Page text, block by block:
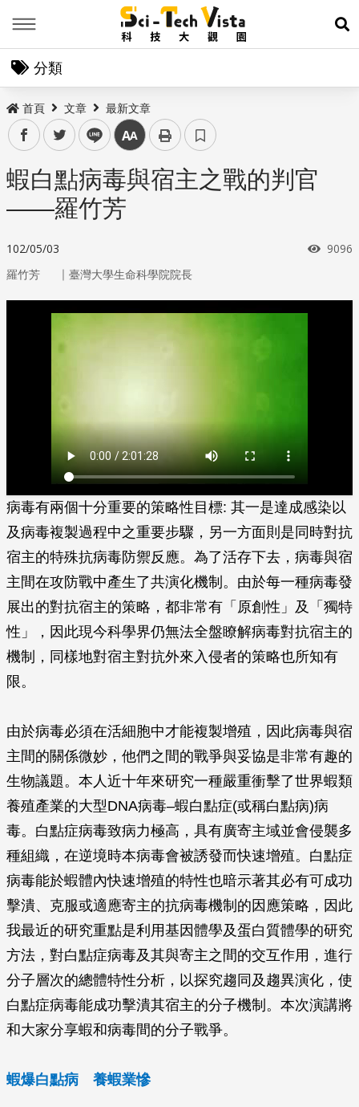
展
分類
首頁 文章 最新文章
facebooktwitter line 中
蝦白點病毒與宿主之戰的判官
——羅竹芳
102/05/03 瀏覽
9096
羅竹芳 ｜ 臺灣大學生命科學院院長
病毒有兩個十分重要的策略性目標: 其一是達成感染以
及病毒複製過程中之重要步驟，另一方面則是同時對抗
宿主的特殊抗病毒防禦反應。為了活存下去，病毒與宿
主間在攻防戰中產生了共演化機制。由於每一種病毒發
展出的對抗宿主的策略，都非常有「原創性」及「獨特
性」，因此現今科學界仍無法全盤瞭解病毒對抗宿主的
機制，同樣地對宿主對抗外來入侵者的策略也所知有
限。
由於病毒必須在活細胞中才能複製增殖，因此病毒與宿
主間的關係微妙，他們之間的戰爭與妥協是非常有趣的
生物議題。本人近十年來研究一種嚴重衝擊了世界蝦類
養殖產業的大型DNA病毒–蝦白點症(或稱白點病)病
毒。白點症病毒致病力極高，具有廣寄主域並會侵襲多
種組織，在逆境時本病毒會被誘發而快速增殖。白點症
病毒能於蝦體內快速增殖的特性也暗示著其必有可成功
擊潰、克服或適應寄主的抗病毒機制的因應策略，因此
我最近的研究重點是利用基因體學及蛋白質體學的研究
方法，對白點症病毒及其與寄主之間的交互作用，進行
分子層次的總體特性分析，以探究趨同及趨異演化，使
白點症病毒能成功擊潰其宿主的分子機制。本次演講將
和大家分享蝦和病毒間的分子戰爭。
蝦爆白點病 養蝦業慘